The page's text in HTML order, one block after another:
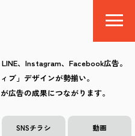
、Instagram、Facebook広告。
ブ」デザインが勢揃い。
広告の成果につながります。
SNSチラシ 動画